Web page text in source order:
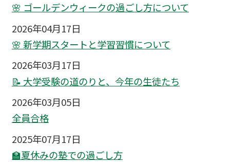
🌸 ゴールデンウィークの過ごし方について
2026年04月17日
🌸 新学期スタートと学習習慣について
2026年03月17日
📝 大学受験の道のりと、今年の生徒たち
2026年03月05日
全員合格
2025年07月17日
🏫夏休みの塾での過ごし方